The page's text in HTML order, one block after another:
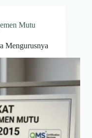
Mutu
Mengurusnya